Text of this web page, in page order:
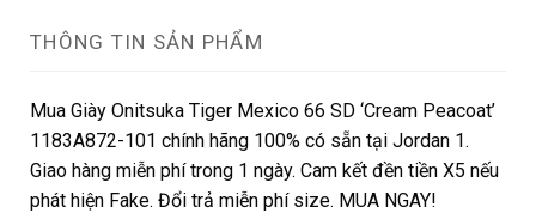
THÔNG TIN SẢN PHẨM
Mua Giày Onitsuka Tiger Mexico 66 SD ‘Cream Peacoat’
1183A872-101 chính hãng 100% có sẵn tại Jordan 1.
Giao hàng miễn phí trong 1 ngày. Cam kết đền tiền X5 nếu
phát hiện Fake. Đổi trả miễn phí size. MUA NGAY!